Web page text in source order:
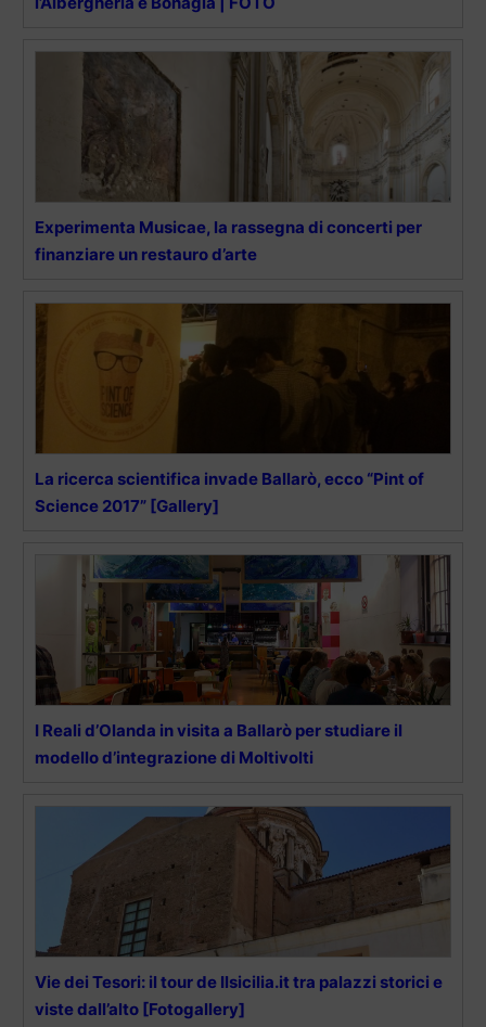
Experimenta Musicae, la rassegna di concerti per
finanziare un restauro d’arte
La ricerca scientifica invade Ballarò, ecco “Pint of
Science 2017” [Gallery]
I Reali d’Olanda in visita a Ballarò per studiare il
modello d’integrazione di Moltivolti
Vie dei Tesori: il tour de Ilsicilia.it tra palazzi storici e
viste dall’alto [Fotogallery]